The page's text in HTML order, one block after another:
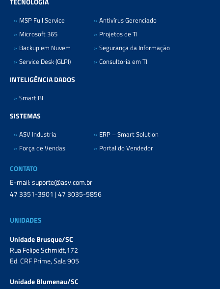
MSP Full Service
Antivírus Gerenciado
Microsoft 365
Projetos de TI
Backup em Nuvem
Segurança da Informação
Service Desk (GLPI)
Consultoria em TI
INTELIGÊNCIA DADOS
Smart BI
SISTEMAS
ASV Industria
ERP – Smart Solution
Força de Vendas
Portal do Vendedor
CONTATO
E-mail: suporte@asv.com.br
47 3351-3901 | 47 3035-5856
UNIDADES
Unidade Brusque/SC
Rua Felipe Schmidt,172
Ed. CRF Prime, Sala 905
Unidade Blumenau/SC